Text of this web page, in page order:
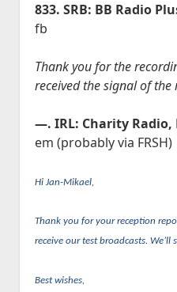
Bandscan
OG6M FM
833. SRB: BB Radio
fb
Thank you for the
received the signal of the
—. IRL: Charity Radio,
em (probably via FRSH)
Hi Jan-Mikael,
Thank you for your reception
receive our test broadcasts.
Best wishes,